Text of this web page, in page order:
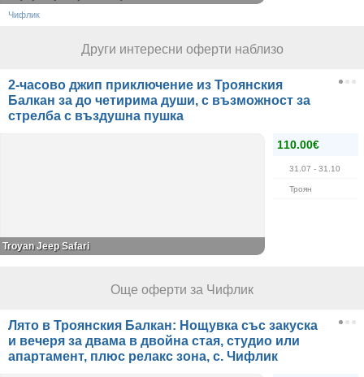
Чифлик
Други интересни оферти наблизо
2-часово джип приключение из Троянския
Балкан за до четирима души, с възможност за
стрелба с въздушна пушка
110.00€
31.07 - 31.10
Троян
Troyan Jeep Safari
Още оферти за Чифлик
Лято в Троянския Балкан: Нощувка със закуска
и вечеря за двама в двойна стая, студио или
апартамент, плюс релакс зона, с. Чифлик